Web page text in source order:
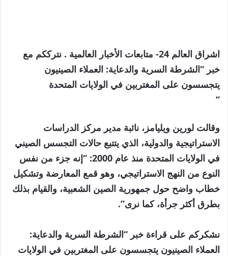
اشراق العالم 24- متابعات الأخبار العالمية . نترككم مع
خبر “الشرطة السرية والدعاية: العملاء الصينيون
يتجسسون على المغتربين في الولايات المتحدة
”
وقالت لورين ويليامز، نائبة مدير مركز الدراسات
الاستراتيجية والدولية، الذي يتتبع حالات التجسس الصيني
في الولايات المتحدة منذ عام 2000: “إنه جزء من نفس
النوع من النهج الاستراتيجي، وهو قمع المعارضة وتشكيل
خطاب واضح حول جمهورية الصين الشعبية، والقيام بذلك
بطرق أكثر جرأة، كما نرى”.
نشكركم على قراءة خبر “الشرطة السرية والدعاية:
العملاء الصينيون يتجسسون على المغتربين في الولايات